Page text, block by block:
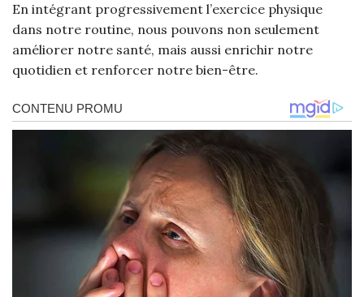
En intégrant progressivement l’exercice physique
dans notre routine, nous pouvons non seulement
améliorer notre santé, mais aussi enrichir notre
quotidien et renforcer notre bien-être.